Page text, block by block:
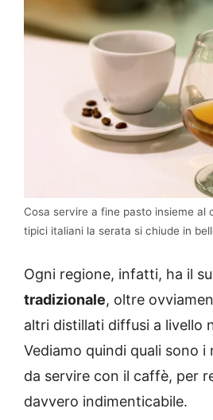
Cosa servire a fine pasto insieme al
tipici italiani la serata si chiude in
Ogni regione, infatti, ha il
tradizionale, oltre
altri distillati diffusi a livello
Vediamo quindi quali sono
da servire con il caffè, per
davvero indimenticabile.